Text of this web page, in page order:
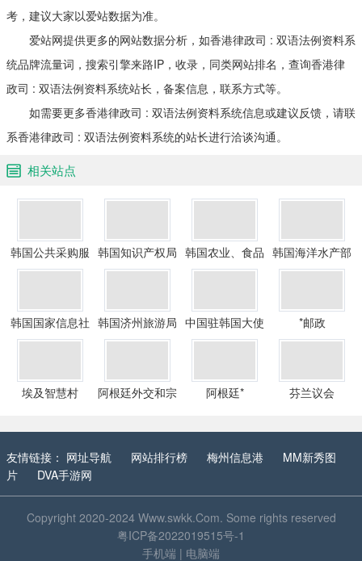
考，建议大家以爱站数据为准。
爱站网提供更多的网站数据分析，如香港律政司 : 双语法例资料系
统品牌流量词，搜索引擎来路IP，收录，同类网站排名，查询香港律
政司 : 双语法例资料系统站长，备案信息，联系方式等。
如需要更多香港律政司 : 双语法例资料系统信息或建议反馈，请联
系香港律政司 : 双语法例资料系统的站长进行洽谈沟通。
相关站点
韩国公共采购服
务中心
韩国知识产权局 韩国农业、食品
和农村事务部
韩国海洋水产部
韩国国家信息社
会局
韩国济州旅游局 中国驻韩国大使
馆
*邮政
埃及智慧村
阿根廷外交和宗
阿根廷* 芬兰议会
友情链接： 网址导航 网站排行榜 梅州信息港
MM新秀图
片
DVA手游网
Copyright 2020-2024 Www.swkk.Com. Some rights reserved
粤ICP备2022019515号-1
手机端 | 电脑端